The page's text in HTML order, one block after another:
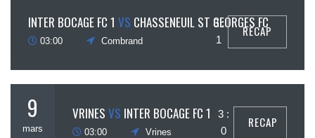
INTER BOCAGE FC 1 VS CHASSENEUIL ST GEORGES FC
03:00 Combrand
3 :
1
RECAP
9
mars
VRINES VS INTER BOCAGE FC 1
03:00 Vrines
3 :
0
RECAP